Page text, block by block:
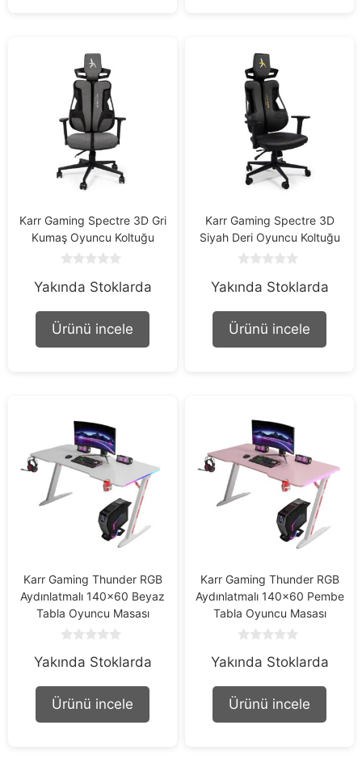
Karr Gaming Spectre 3D Gri
Kumaş Oyuncu Koltuğu
o
t
f
Yakında Stoklarda
Ürünü incele
Karr Gaming Spectre 3D
Siyah Deri Oyuncu Koltuğu
o
t
f
Yakında Stoklarda
Ürünü incele
Karr Gaming Thunder RGB
Aydınlatmalı 140×60 Beyaz
Tabla Oyuncu Masası
o
t
f
Yakında Stoklarda
Ürünü incele
Karr Gaming Thunder RGB
Aydınlatmalı 140×60 Pembe
Tabla Oyuncu Masası
o
t
f
Yakında Stoklarda
Ürünü incele